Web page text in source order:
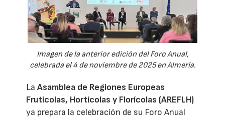
Imagen de la anterior edición del Foro Anual,
celebrada el 4 de noviembre de 2025 en Almería.
LaAsamblea de Regiones Europeas
Frutícolas, Hortícolas y Florícolas (AREFLH)
ya prepara la celebración de su Foro Anual